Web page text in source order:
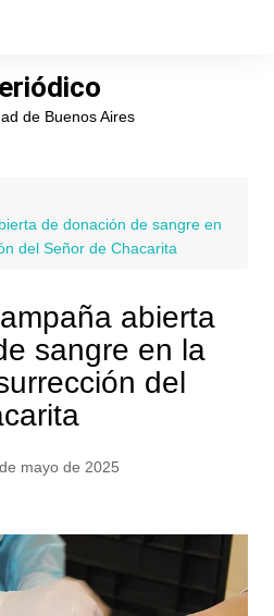
de Buenos Aires
de donación de sangre en
del Señor de Chacarita
abierta
sangre en la
del
mayo de 2025